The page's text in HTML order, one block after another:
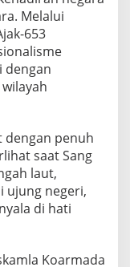
Melalui
653
dengan
dengan penuh
saat Sang
laut,
ujung negeri,
di hati
Koarmada